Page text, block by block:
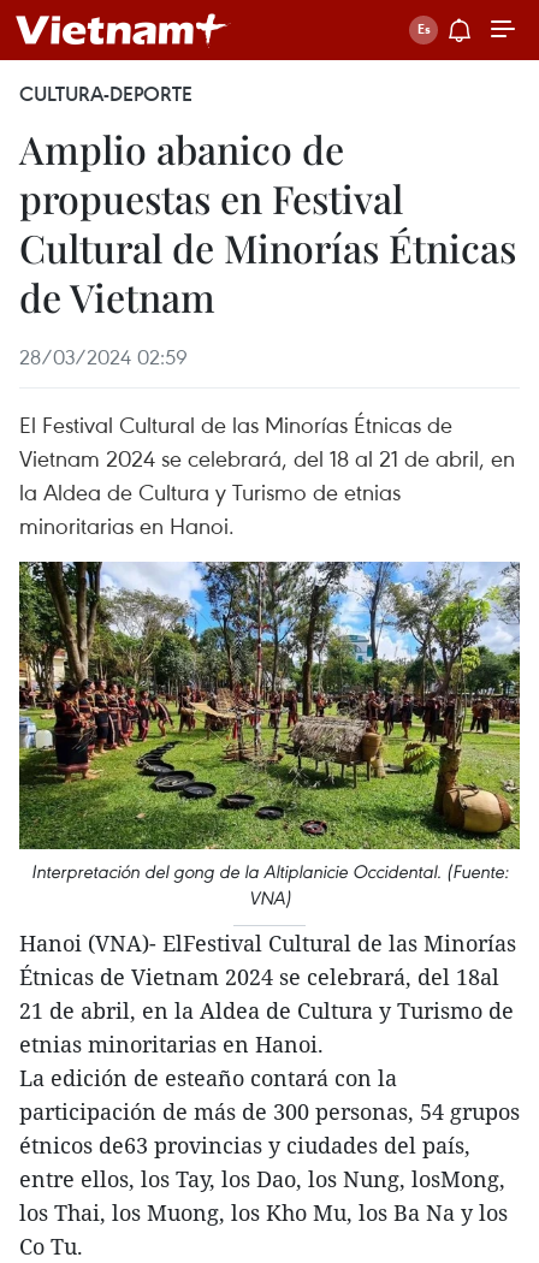
CULTURA-DEPORTE
Amplio abanico de
propuestas en Festival
Cultural de Minorías Étnicas
de Vietnam
28/03/2024 02:59
El Festival Cultural de las Minorías Étnicas de
Vietnam 2024 se celebrará, del 18 al 21 de abril, en
la Aldea de Cultura y Turismo de etnias
minoritarias en Hanoi.
Interpretación del gong de la Altiplanicie Occidental. (Fuente:
VNA)
Hanoi (VNA)- ElFestival Cultural de las Minorías
Étnicas de Vietnam 2024 se celebrará, del 18al
21 de abril, en la Aldea de Cultura y Turismo de
etnias minoritarias en Hanoi.
La edición de esteaño contará con la
participación de más de 300 personas, 54 grupos
étnicos de63 provincias y ciudades del país,
entre ellos, los Tay, los Dao, los Nung, losMong,
los Thai, los Muong, los Kho Mu, los Ba Na y los
Co Tu.